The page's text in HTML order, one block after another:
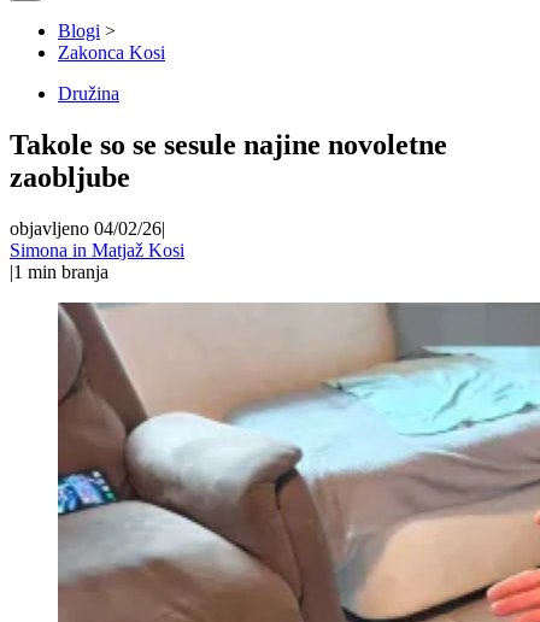
Blogi >
Zakonca Kosi
Družina
Takole so se sesule najine novoletne
zaobljube
objavljeno 04/02/26|
Simona in Matjaž Kosi
|1 min branja